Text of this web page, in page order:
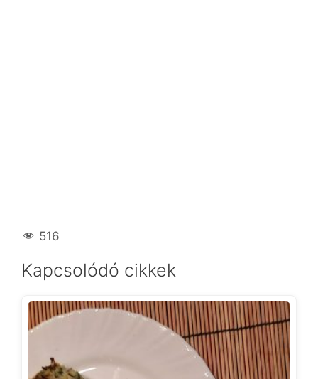
516
Kapcsolódó cikkek